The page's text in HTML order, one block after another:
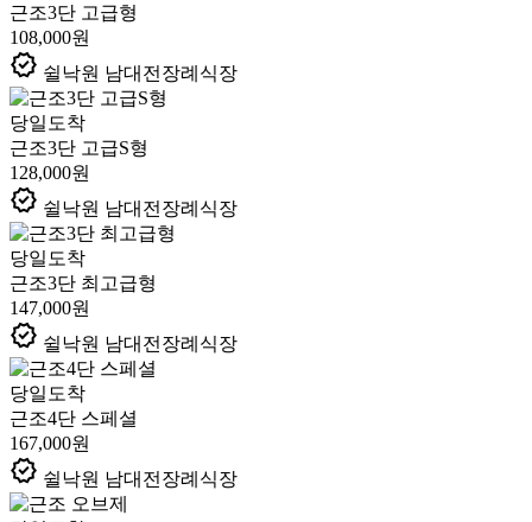
근조3단 고급형
108,000원
verified 쉴낙원 남대전장례식장
당일도착
근조3단 고급S형
128,000원
verified 쉴낙원 남대전장례식장
당일도착
근조3단 최고급형
147,000원
verified 쉴낙원 남대전장례식장
당일도착
근조4단 스페셜
167,000원
verified 쉴낙원 남대전장례식장